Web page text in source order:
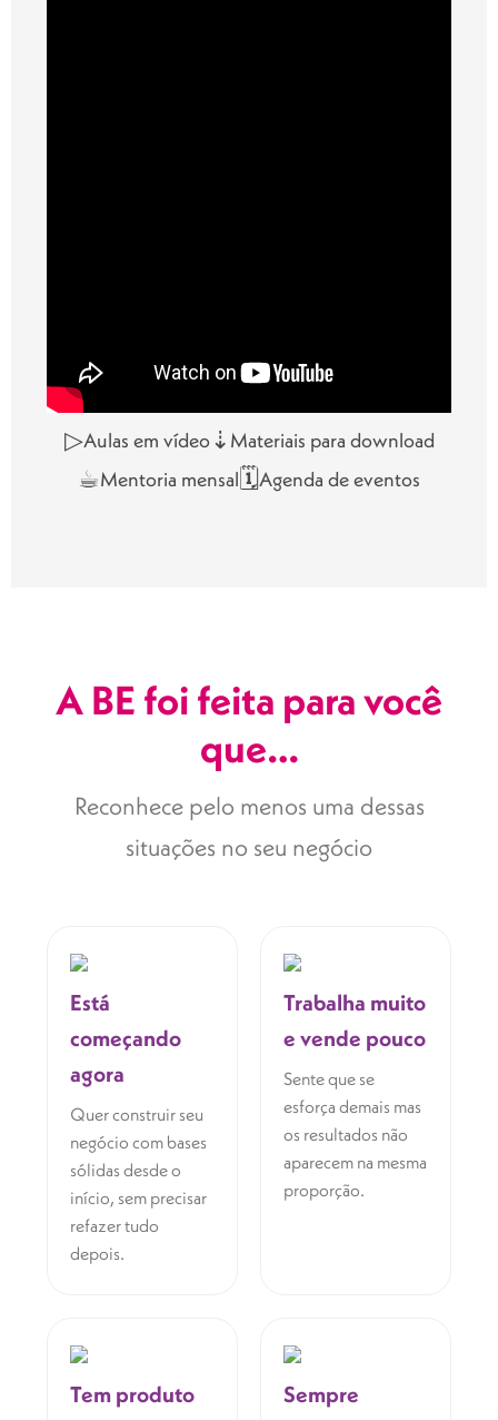
▷Aulas em vídeo⇣ Materiais para download
☕︎Mentoria mensal🗓Agenda de eventos
A BE foi feita para você
que…
Reconhece pelo menos uma dessas
situações no seu negócio
Está
começando
agora
Quer construir seu
negócio com bases
sólidas desde o
início, sem precisar
refazer tudo
depois.
Trabalha muito
e vende pouco
Sente que se
esforça demais mas
os resultados não
aparecem na mesma
proporção.
Tem produto
Sempre